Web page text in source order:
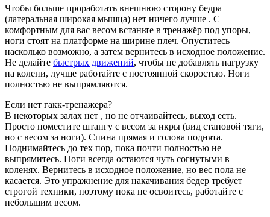
Чтобы больше проработать внешнюю сторону бедра
(латеральная широкая мышца) нет ничего лучше . С
комфортным для вас весом встаньте в тренажёр под упоры,
ноги стоят на платформе на ширине плеч. Опуститесь
насколько возможно, а затем вернитесь в исходное положение.
Не делайте быстрых движений, чтобы не добавлять нагрузку
на колени, лучше работайте с постоянной скоростью. Ноги
полностью не выпрямляются.
Если нет гакк-тренажера?
В некоторых залах нет , но не отчаивайтесь, выход есть.
Просто поместите штангу с весом за икры (вид становой тяги,
но с весом за ноги). Спина прямая и голова поднята.
Поднимайтесь до тех пор, пока почти полностью не
выпрямитесь. Ноги всегда остаются чуть согнутыми в
коленях. Вернитесь в исходное положение, но вес пола не
касается. Это упражнение для накачивания бедер требует
строгой техники, поэтому пока не освоитесь, работайте с
небольшим весом.